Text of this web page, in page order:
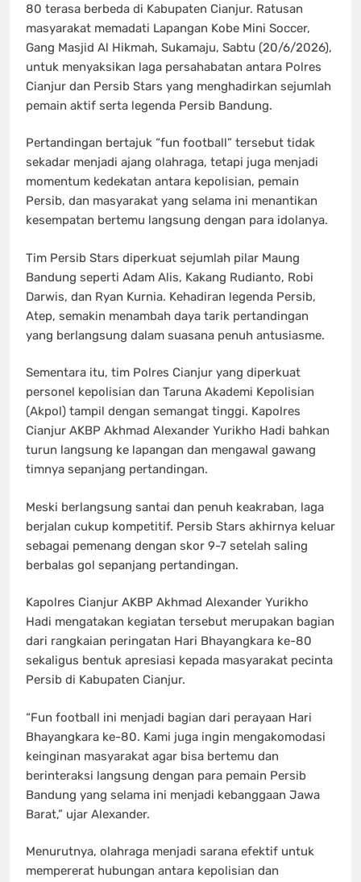
80 terasa berbeda di Kabupaten Cianjur. Ratusan
masyarakat memadati Lapangan Kobe Mini Soccer,
Gang Masjid Al Hikmah, Sukamaju, Sabtu (20/6/2026),
untuk menyaksikan laga persahabatan antara Polres
Cianjur dan Persib Stars yang menghadirkan sejumlah
pemain aktif serta legenda Persib Bandung.
Pertandingan bertajuk “fun football” tersebut tidak
sekadar menjadi ajang olahraga, tetapi juga menjadi
momentum kedekatan antara kepolisian, pemain
Persib, dan masyarakat yang selama ini menantikan
kesempatan bertemu langsung dengan para idolanya.
Tim Persib Stars diperkuat sejumlah pilar Maung
Bandung seperti Adam Alis, Kakang Rudianto, Robi
Darwis, dan Ryan Kurnia. Kehadiran legenda Persib,
Atep, semakin menambah daya tarik pertandingan
yang berlangsung dalam suasana penuh antusiasme.
Sementara itu, tim Polres Cianjur yang diperkuat
personel kepolisian dan Taruna Akademi Kepolisian
(Akpol) tampil dengan semangat tinggi. Kapolres
Cianjur AKBP Akhmad Alexander Yurikho Hadi bahkan
turun langsung ke lapangan dan mengawal gawang
timnya sepanjang pertandingan.
Meski berlangsung santai dan penuh keakraban, laga
berjalan cukup kompetitif. Persib Stars akhirnya keluar
sebagai pemenang dengan skor 9-7 setelah saling
berbalas gol sepanjang pertandingan.
Kapolres Cianjur AKBP Akhmad Alexander Yurikho
Hadi mengatakan kegiatan tersebut merupakan bagian
dari rangkaian peringatan Hari Bhayangkara ke-80
sekaligus bentuk apresiasi kepada masyarakat pecinta
Persib di Kabupaten Cianjur.
“Fun football ini menjadi bagian dari perayaan Hari
Bhayangkara ke-80. Kami juga ingin mengakomodasi
keinginan masyarakat agar bisa bertemu dan
berinteraksi langsung dengan para pemain Persib
Bandung yang selama ini menjadi kebanggaan Jawa
Barat,” ujar Alexander.
Menurutnya, olahraga menjadi sarana efektif untuk
mempererat hubungan antara kepolisian dan